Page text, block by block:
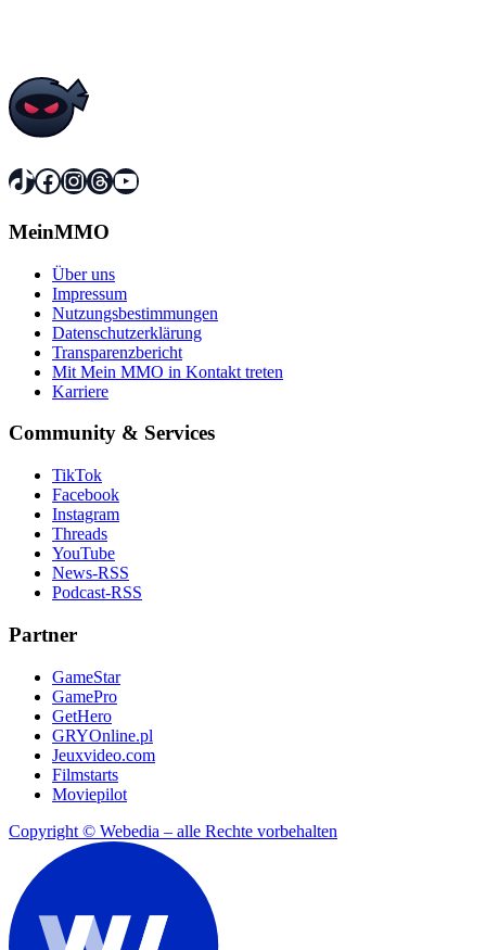
TikTok
Facebook
Instagram
Threads
YouTube
MeinMMO
Über uns
Impressum
Nutzungsbestimmungen
Datenschutzerklärung
Transparenzbericht
Mit Mein MMO in Kontakt treten
Karriere
Community & Services
TikTok
Facebook
Instagram
Threads
YouTube
News-RSS
Podcast-RSS
Partner
GameStar
GamePro
GetHero
GRYOnline.pl
Jeuxvideo.com
Filmstarts
Moviepilot
Copyright © Webedia – alle Rechte vorbehalten